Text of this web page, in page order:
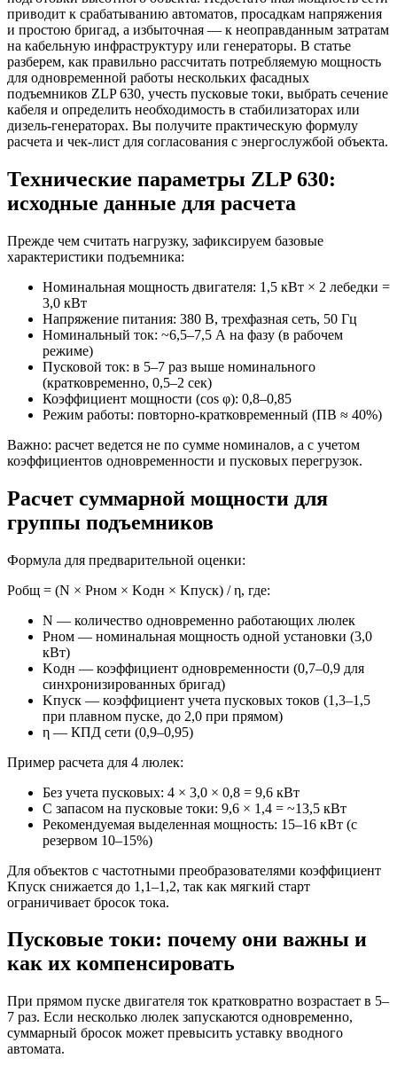
приводит к срабатыванию автоматов, просадкам напряжения
и простою бригад, а избыточная — к неоправданным затратам
на кабельную инфраструктуру или генераторы. В статье
разберем, как правильно рассчитать потребляемую мощность
для одновременной работы нескольких фасадных
подъемников ZLP 630, учесть пусковые токи, выбрать сечение
кабеля и определить необходимость в стабилизаторах или
дизель-генераторах. Вы получите практическую формулу
расчета и чек-лист для согласования с энергослужбой объекта.
Технические параметры ZLP 630:
исходные данные для расчета
Прежде чем считать нагрузку, зафиксируем базовые
характеристики подъемника:
Номинальная мощность двигателя: 1,5 кВт × 2 лебедки =
3,0 кВт
Напряжение питания: 380 В, трехфазная сеть, 50 Гц
Номинальный ток: ~6,5–7,5 А на фазу (в рабочем
режиме)
Пусковой ток: в 5–7 раз выше номинального
(кратковременно, 0,5–2 сек)
Коэффициент мощности (cos φ): 0,8–0,85
Режим работы: повторно-кратковременный (ПВ ≈ 40%)
Важно: расчет ведется не по сумме номиналов, а с учетом
коэффициентов одновременности и пусковых перегрузок.
Расчет суммарной мощности для
группы подъемников
Формула для предварительной оценки:
Pобщ = (N × Pном × Kодн × Kпуск) / η, где:
N — количество одновременно работающих люлек
Pном — номинальная мощность одной установки (3,0
кВт)
Kодн — коэффициент одновременности (0,7–0,9 для
синхронизированных бригад)
Kпуск — коэффициент учета пусковых токов (1,3–1,5
при плавном пуске, до 2,0 при прямом)
η — КПД сети (0,9–0,95)
Пример расчета для 4 люлек:
Без учета пусковых: 4 × 3,0 × 0,8 = 9,6 кВт
С запасом на пусковые токи: 9,6 × 1,4 = ~13,5 кВт
Рекомендуемая выделенная мощность: 15–16 кВт (с
резервом 10–15%)
Для объектов с частотными преобразователями коэффициент
Kпуск снижается до 1,1–1,2, так как мягкий старт
ограничивает бросок тока.
Пусковые токи: почему они важны и
как их компенсировать
При прямом пуске двигателя ток кратковратно возрастает в 5–
7 раз. Если несколько люлек запускаются одновременно,
суммарный бросок может превысить уставку вводного
автомата.